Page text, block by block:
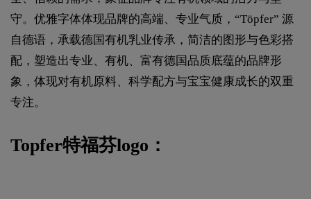
守。优雅字体体现品牌的高端、专业气质，“Töpfer” 源
自德语，承载德国有机乳业传承，简洁的图形与色彩搭
配，塑造出专业、有机、富有德国品质底蕴的品牌形
象，体现对有机原料、科学配方与宝宝健康成长的双重
专注。
Topfer特福芬logo：